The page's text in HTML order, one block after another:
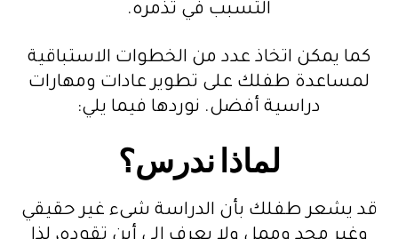
التسبب في تذمره.
كما يمكن اتخاذ عدد من الخطوات الاستباقية
لمساعدة طفلك على تطوير عادات ومهارات
دراسية أفضل. نوردها فيما يلي:
لماذا ندرس؟
قد يشعر طفلك بأن الدراسة شىء غير حقيقي